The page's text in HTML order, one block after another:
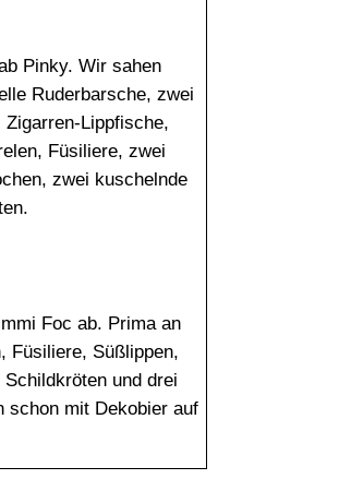
Pinky. Wir sahen
Ruderbarsche, zwei
Lippfische,
Füsiliere, zwei
zwei kuschelnde
Foc ab. Prima an
Füsiliere, Süßlippen,
und drei
schon mit Dekobier auf